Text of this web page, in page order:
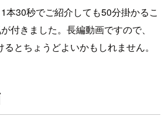
本30秒でご紹介しても50分掛かるこ
付きました。長編動画ですので、
とちょうどよいかもしれません。